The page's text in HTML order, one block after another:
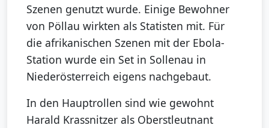
Szenen genutzt wurde. Einige Bewohner
von Pöllau wirkten als Statisten mit. Für
die afrikanischen Szenen mit der Ebola-
Station wurde ein Set in Sollenau in
Niederösterreich eigens nachgebaut.
In den Hauptrollen sind wie gewohnt
Harald Krassnitzer als Oberstleutnant